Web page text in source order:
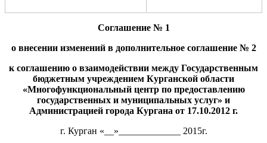
Соглашение № 1
о внесении изменений в дополнительное соглашение № 2
к соглашению о взаимодействии между Государственным
бюджетным учреждением Курганской области
«Многофункциональный центр по предоставлению
государственных и муниципальных услуг» и
Администрацией города Кургана от 17.10.2012 г.
г. Курган «__»_____________ 2015г.